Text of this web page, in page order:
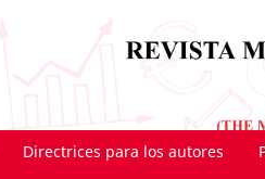
Directrices para los autores